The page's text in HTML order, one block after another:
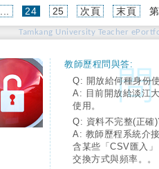
24(current)
25 次頁 末頁
Tamkang University Teacher
教師歷程問與答:
Q: 開放給何種身份
A: 目前開放給淡江
使用。
Q: 資料不完整(正確
A: 教師歷程系統介
含某些「CSV匯入
交換方式與頻率。。